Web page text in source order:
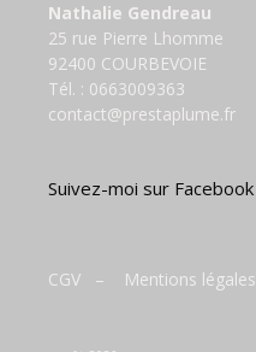
Nathalie Gendreau
25 rue Pierre Lhomme
92400 COURBEVOIE
Tél. : 0663009363
contact@prestaplume.fr
Suivez-moi sur Facebook
CGV – Mentions légales